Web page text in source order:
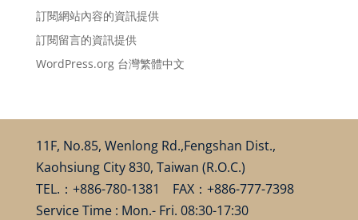
訂閱網站內容的資訊提供
訂閱留言的資訊提供
WordPress.org 台灣繁體中文
11F, No.85, Wenlong Rd.,Fengshan Dist.,
Kaohsiung City 830, Taiwan (R.O.C.)
TEL.：+886-780-1381 FAX：+886-777-7398
Service Time : Mon.- Fri. 08:30-17:30